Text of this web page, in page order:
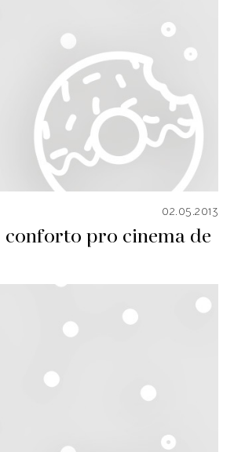
02.05.2013
conforto pro cinema de